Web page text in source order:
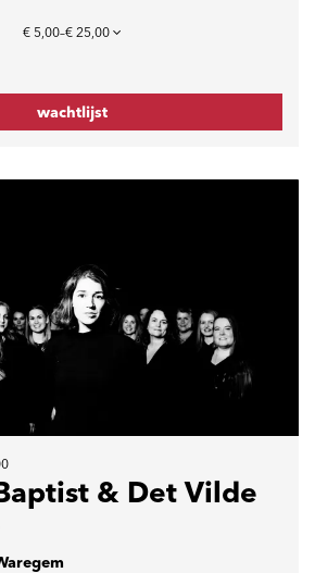
€ 5,00–€ 25,00
wachtlijst
& Det Vilde